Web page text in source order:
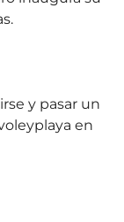
y pasar un
en